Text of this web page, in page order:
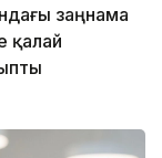
заңнама
қалай